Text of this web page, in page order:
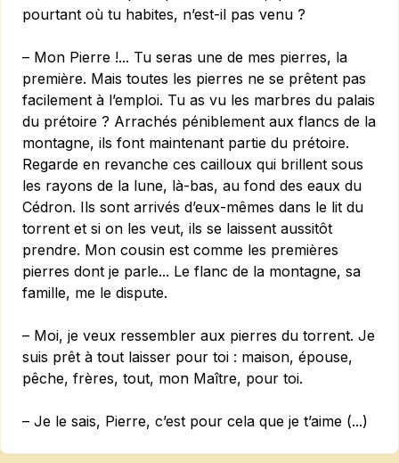
pourtant où tu habites, n’est-il pas venu ?
– Mon Pierre !... Tu seras une de mes pierres, la
première. Mais toutes les pierres ne se prêtent pas
facilement à l’emploi. Tu as vu les marbres du palais
du prétoire ? Arrachés péniblement aux flancs de la
montagne, ils font maintenant partie du prétoire.
Regarde en revanche ces cailloux qui brillent sous
les rayons de la lune, là-bas, au fond des eaux du
Cédron. Ils sont arrivés d’eux-mêmes dans le lit du
torrent et si on les veut, ils se laissent aussitôt
prendre. Mon cousin est comme les premières
pierres dont je parle... Le flanc de la montagne, sa
famille, me le dispute.
– Moi, je veux ressembler aux pierres du torrent. Je
suis prêt à tout laisser pour toi : maison, épouse,
pêche, frères, tout, mon Maître, pour toi.
– Je le sais, Pierre, c’est pour cela que je t’aime (...)